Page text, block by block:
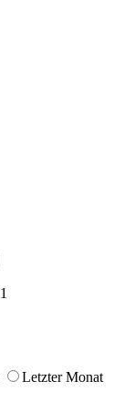
1
Letzter Monat